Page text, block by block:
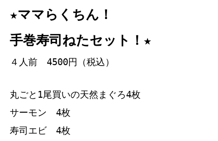
★ママらくちん！
手巻寿司ねたセット！★
４人前 4500円（税込）
丸ごと1尾買いの天然まぐろ4枚
サーモン 4枚
寿司エビ 4枚